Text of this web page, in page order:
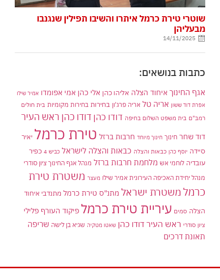
שוטרי טירת כרמל איתרו והשיבו תפילין שנגנבו
מבעליהן
14/11/2025
כתבות בנושאים:
אגף החינוך איחוד הצלה אליהו כהן אלי כהן אמי אפומדו אמיר שילו
אפרת דוד ששון אריה טל אריה פרג'ון בחירות בחירות מקומיות בית חולים
רמב"ם בית משפט השלום בחיפה דודו כהן דודו כהן ראש העיר
דוד שחר חינוך חינוך מיוחד חרבות ברזל טירת כרמל יאיר
סיידה יוסף כהן כבאות והצלה כבאות והצלה לישראל כביש 4
כפיר
עובדיה לוחמי אש מלחמת חרבות ברזל מנהל אגף החינוך ציון סודרי
מנהל יחידת האכיפה העירונית אמיר שילו מעצר משטרת טירת
כרמלמשטרת ישראל מתנ"ס טירת כרמל מתנדבי איחוד
הצלה סמים עיריית טירת כרמל פיקוד העורף פלילי
ציון סודרי ראש העיר דודו כהן שאטו מטקיה שגיא בן לישה שריפה
תאונת דרכים